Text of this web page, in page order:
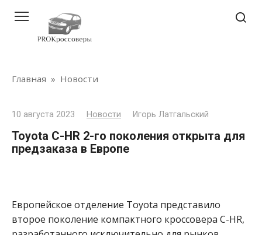
контенту
Главная » Новости
10 августа 2023 Новости Игорь Латгальский
Toyota C-HR 2-го поколения открыта для
предзаказа в Европе
Европейское отделение Toyota представило
второе поколение компактного кроссовера C-HR,